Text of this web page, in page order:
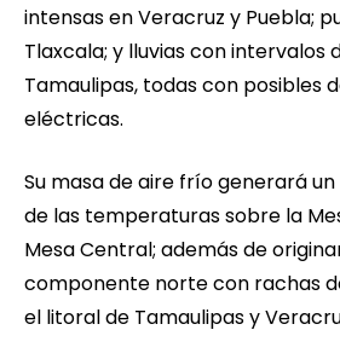
intensas en Veracruz y Puebla;
Tlaxcala; y lluvias con intervalos
Tamaulipas, todas con posibles
eléctricas.
Su masa de aire frío generará
de las temperaturas sobre la
Mesa Central; además de
componente norte con rachas
el litoral de Tamaulipas y